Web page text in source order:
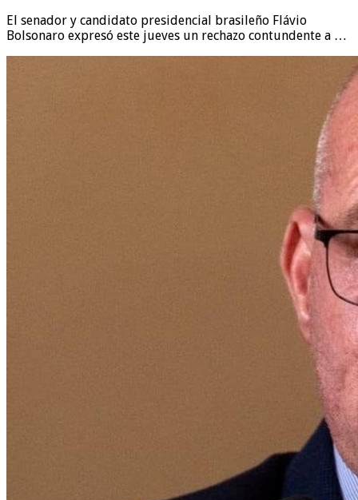
El senador y candidato presidencial brasileño Flávio
Bolsonaro expresó este jueves un rechazo contundente a …